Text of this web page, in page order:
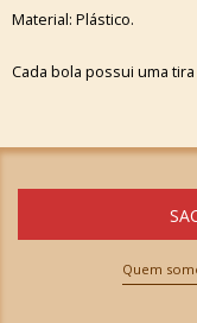
Material: Plástico.
Cada bola possui uma
Quem